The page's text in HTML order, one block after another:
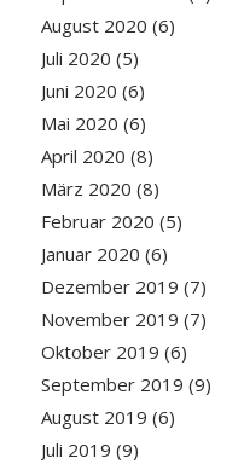
August 2020 (6)
Juli 2020 (5)
Juni 2020 (6)
Mai 2020 (6)
April 2020 (8)
März 2020 (8)
Februar 2020 (5)
Januar 2020 (6)
Dezember 2019 (7)
November 2019 (7)
Oktober 2019 (6)
September 2019 (9)
August 2019 (6)
Juli 2019 (9)